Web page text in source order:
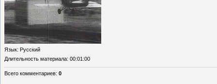
Язык: Русский
Длительность материала: 00:01:00
Всего комментариев: 0